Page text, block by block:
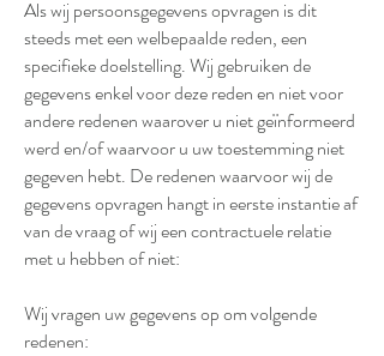
Als wij persoonsgegevens opvragen is dit
steeds met een welbepaalde reden, een
specifieke doelstelling. Wij gebruiken de
gegevens enkel voor deze reden en niet voor
andere redenen waarover u niet geïnformeerd
werd en/of waarvoor u uw toestemming niet
gegeven hebt. De redenen waarvoor wij de
gegevens opvragen hangt in eerste instantie af
van de vraag of wij een contractuele relatie
met u hebben of niet:
Wij vragen uw gegevens op om volgende
redenen: